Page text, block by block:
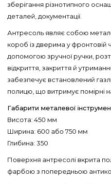
зберігання різнотипного
деталей, документації.
Антресоль являє собою
короб із дверима у фронтовій
допомогою зручної ручки,
відкриття, закриття й
забезпечує встановлений
полицю, що витримує помірні
Габарити металевої
Висота: 450 мм
Ширина: 600 або 750 мм
Глибина: 350
Поверхня антресолі вкрита
фарбою з попередньою